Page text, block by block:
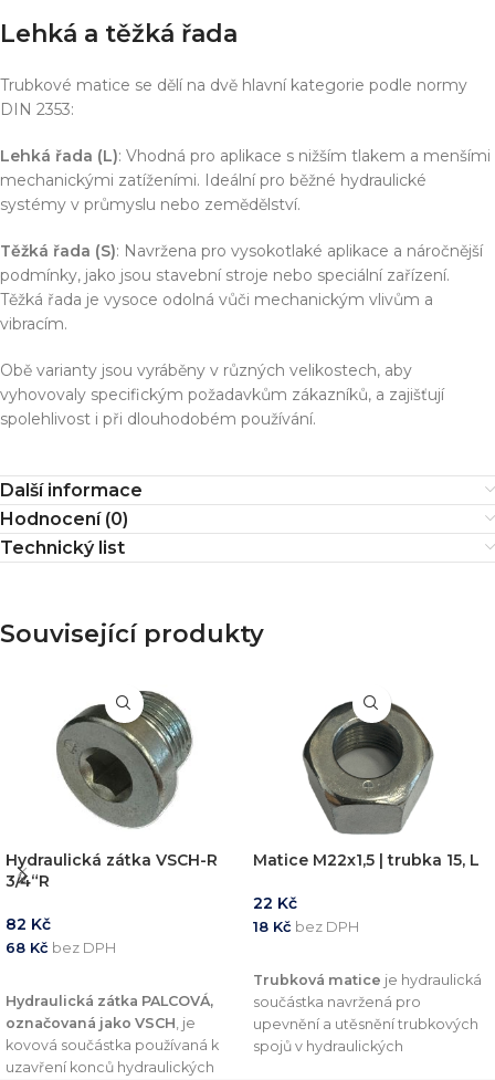
Lehká a těžká řada
Trubkové matice se dělí na dvě hlavní kategorie podle normy
DIN 2353:
Lehká řada (L): Vhodná pro aplikace s nižším tlakem a menšími
mechanickými zatíženími. Ideální pro běžné hydraulické
systémy v průmyslu nebo zemědělství.
Těžká řada (S): Navržena pro vysokotlaké aplikace a náročnější
podmínky, jako jsou stavební stroje nebo speciální zařízení.
Těžká řada je vysoce odolná vůči mechanickým vlivům a
vibracím.
Obě varianty jsou vyráběny v různých velikostech, aby
vyhovovaly specifickým požadavkům zákazníků, a zajišťují
spolehlivost i při dlouhodobém používání.
Další informace
Hodnocení (0)
Technický list
Související produkty
Hydraulická zátka VSCH-R
3/4“R
82 Kč
68 Kč bez DPH
Hydraulická zátka PALCOVÁ,
označovaná jako VSCH , je
kovová součástka používaná k
uzavření konců hydraulických
Matice M22x1,5 | trubka 15, L
22 Kč
18 Kč bez DPH
Trubková matice je hydraulická
součástka navržená pro
upevnění a utěsnění trubkových
spojů v hydraulických